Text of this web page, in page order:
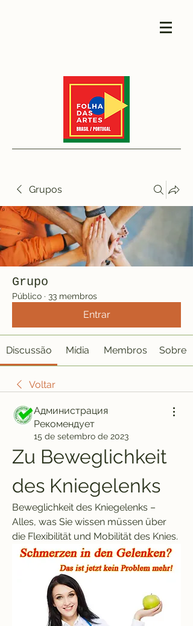
Grupos
Grupo
Público · 33 membros
Entrar
Discussão Mídia Membros Sobre
Voltar
Администрация
Рекомендует
15 de setembro de 2023
Zu Beweglichkeit
des Kniegelenks
Beweglichkeit des Kniegelenks –
Alles, was Sie wissen müssen über
die Flexibilität und Mobilität des Knies.